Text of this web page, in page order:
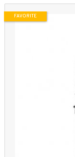
FAVORITE